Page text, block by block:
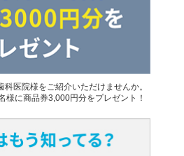
科医院様をご紹介いただけませんか。
様に商品券3,000円分をプレゼント！